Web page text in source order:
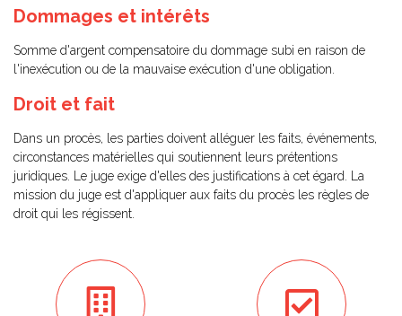
Dommages et intérêts
Somme d'argent compensatoire du dommage subi en raison de
l'inexécution ou de la mauvaise exécution d'une obligation.
Droit et fait
Dans un procès, les parties doivent alléguer les faits, événements,
circonstances matérielles qui soutiennent leurs prétentions
juridiques. Le juge exige d'elles des justifications à cet égard. La
mission du juge est d'appliquer aux faits du procès les règles de
droit qui les régissent.